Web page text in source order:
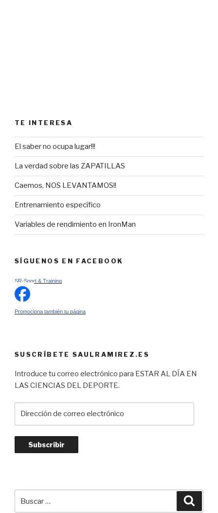
TE INTERESA
El saber no ocupa lugar!!!
La verdad sobre las ZAPATILLAS
Caemos, NOS LEVANTAMOS!!
Entrenamiento específico
Variables de rendimiento en IronMan
SÍGUENOS EN FACEBOOK
SR-Sport & Training
Promociona también tu página
SUSCRÍBETE SAULRAMIREZ.ES
Introduce tu correo electrónico para ESTAR AL DÍA EN
LAS CIENCIAS DEL DEPORTE.
electrónico
Subscribir
por: